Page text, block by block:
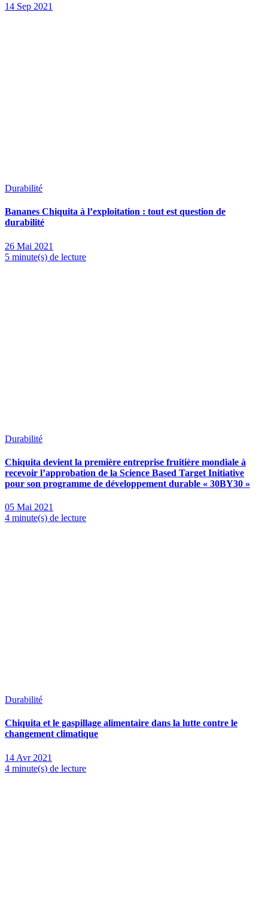
14 Sep 2021
Durabilité
Bananes Chiquita à l’exploitation : tout est question de
durabilité
26 Mai 2021
5 minute(s) de lecture
Durabilité
Chiquita devient la première entreprise fruitière mondiale à
recevoir l’approbation de la Science Based Target Initiative
pour son programme de développement durable « 30BY30 »
05 Mai 2021
4 minute(s) de lecture
Durabilité
Chiquita et le gaspillage alimentaire dans la lutte contre le
changement climatique
14 Avr 2021
4 minute(s) de lecture